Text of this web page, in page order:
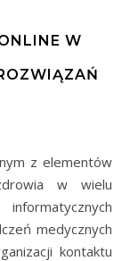
W
w wielu
medycznych
kontaktu